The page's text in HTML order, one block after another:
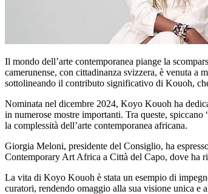
Il mondo dell’arte contemporanea piange la
camerunense, con cittadinanza svizzera, è venuta a
sottolineando il contributo significativo di Kouoh,
Nominata nel dicembre 2024, Koyo Kouoh ha
in numerose mostre importanti. Tra queste,
la complessità dell’arte contemporanea africana.
Giorgia Meloni, presidente del Consiglio, ha
Contemporary Art Africa a Città del Capo, dove ha
La vita di Koyo Kouoh è stata un esempio di
curatori, rendendo omaggio alla sua visione unica e